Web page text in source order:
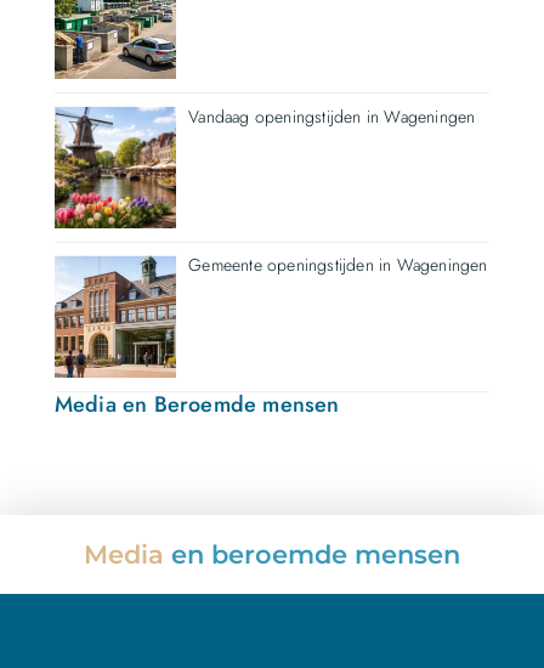
Vandaag openingstijden in Wageningen
Gemeente openingstijden in Wageningen
Media en Beroemde mensen
Media en beroemde mensen